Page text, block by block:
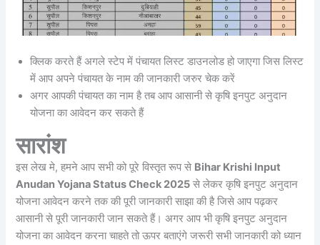
क्लिक करते हैं अगले स्टेप में पंचायत लिस्ट डाउनलोड हो जाएगा जिस लिस्ट
में आप अपने पंचायत के नाम की जानकारी जरुर चेक करें
अगर आपकी पंचायत का नाम है तब आप आसानी से कृषि इनपुट अनुदान
योजना का आवेदन कर सकते हैं
सारांश
इस लेख मे, हमने आप सभी को पूरे विस्तृत रूप से Bihar Krishi Input
Anudan Yojana Status Check 2025 से लेकर कृषि इनपुट अनुदान
योजना आवेदन करने तक की पूरी जानकारी साझा की है जिसे आप पढ़कर
आसानी से पूरी जानकारी जान सकते हैं। अगर आप भी कृषि इनपुट अनुदान
योजना का आवेदन करना चाहते तो ऊपर बताएंगे जरूरी सभी जानकारी को ध्यान